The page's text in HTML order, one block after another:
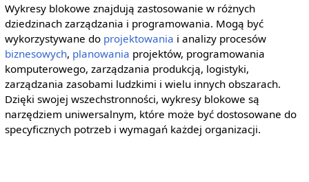
Wykresy blokowe znajdują zastosowanie w różnych
dziedzinach zarządzania i programowania. Mogą być
wykorzystywane do projektowania i analizy procesów
biznesowych, planowania projektów, programowania
komputerowego, zarządzania produkcją, logistyki,
zarządzania zasobami ludzkimi i wielu innych obszarach.
Dzięki swojej wszechstronności, wykresy blokowe są
narzędziem uniwersalnym, które może być dostosowane do
specyficznych potrzeb i wymagań każdej organizacji.